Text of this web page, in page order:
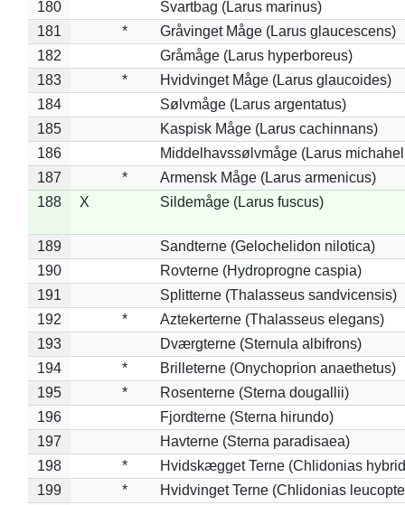
180
Svartbag (Larus marinus)
181
*
Gråvinget Måge (Larus glaucescens)
182
Gråmåge (Larus hyperboreus)
183
*
Hvidvinget Måge (Larus glaucoides)
184
Sølvmåge (Larus argentatus)
185
Kaspisk Måge (Larus cachinnans)
186
Middelhavssølvmåge (Larus
187
*
Armensk Måge (Larus armenicus)
188
X Sildemåge (Larus fuscus)
189
Sandterne (Gelochelidon nilotica)
190
Rovterne (Hydroprogne caspia)
191
Splitterne (Thalasseus sandvicensis)
192
*
Aztekerterne (Thalasseus elegans)
193
Dværgterne (Sternula albifrons)
194
*
Brilleterne (Onychoprion anaethetus)
195
*
Rosenterne (Sterna dougallii)
196
Fjordterne (Sterna hirundo)
197
Havterne (Sterna paradisaea)
198
*
Hvidskægget Terne (Chlidonias
199
*
Hvidvinget Terne (Chlidonias